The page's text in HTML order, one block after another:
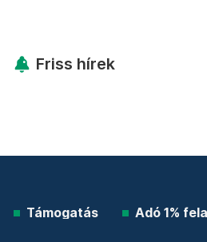
Friss hírek
Támogatás Adó 1%